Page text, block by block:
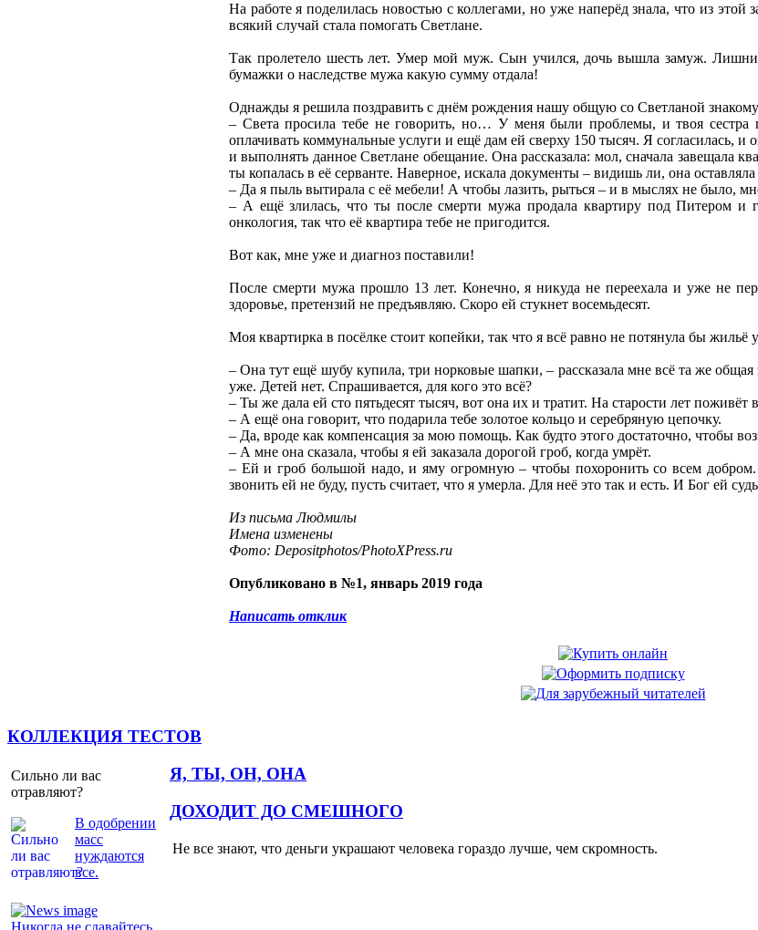
На работе я поделилась новостью с коллегами, но уже наперёд знала, что из
всякий случай стала помогать Светлане.
Так пролетело шесть лет. Умер мой муж. Сын учился, дочь вышла замуж.
бумажки о наследстве мужа какую сумму отдала!
Однажды я решила поздравить с днём рождения нашу общую со Светланой
– Света просила тебе не говорить, но… У меня были проблемы, и твоя сестра
оплачивать коммунальные услуги и ещё дам ей сверху 150 тысяч. Я согласилась, и
и выполнять данное Светлане обещание. Она рассказала: мол, сначала завещала
ты копалась в её серванте. Наверное, искала документы – видишь ли, она
– Да я пыль вытирала с её мебели! А чтобы лазить, рыться – и в мыслях не было,
– А ещё злилась, что ты после смерти мужа продала квартиру под Питером и
онкология, так что её квартира тебе не пригодится.
Вот как, мне уже и диагноз поставили!
После смерти мужа прошло 13 лет. Конечно, я никуда не переехала и уже не
здоровье, претензий не предъявляю. Скоро ей стукнет восемьдесят.
Моя квартирка в посёлке стоит копейки, так что я всё равно не потянула бы
– Она тут ещё шубу купила, три норковые шапки, – рассказала мне всё та же общая
уже. Детей нет. Спрашивается, для кого это всё?
– Ты же дала ей сто пятьдесят тысяч, вот она их и тратит. На старости лет поживёт
– А ещё она говорит, что подарила тебе золотое кольцо и серебряную цепочку.
– Да, вроде как компенсация за мою помощь. Как будто этого достаточно, чтобы
– А мне она сказала, чтобы я ей заказала дорогой гроб, когда умрёт.
– Ей и гроб большой надо, и яму огромную – чтобы похоронить со всем
звонить ей не буду, пусть считает, что я умерла. Для неё это так и есть. И Бог ей
Из письма Людмилы
Имена изменены
Фото: Depositphotos/PhotoXPress.ru
Опубликовано в №1, январь 2019 года
Написать отклик
КОЛЛЕКЦИЯ ТЕСТОВ
Сильно ли вас
отравляют?
В одобрении
масс
нуждаются
все.
Я, ТЫ, ОН, ОНА
Никогда не сдавайтесь
ДОХОДИТ ДО СМЕШНОГО
Не все знают, что деньги украшают человека гораздо лучше, чем скромность.